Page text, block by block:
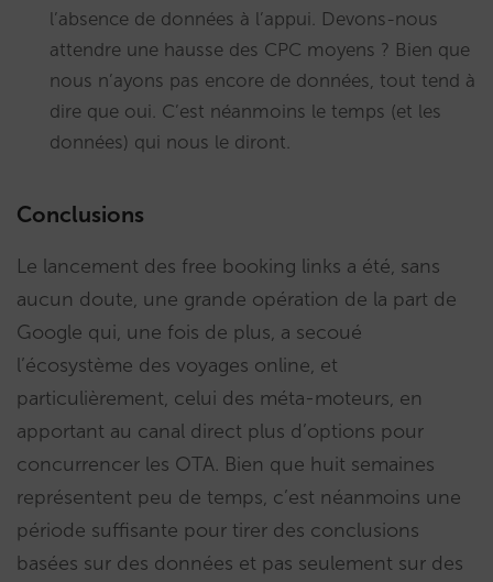
l’absence de données à l’appui. Devons-nous
attendre une hausse des CPC moyens ? Bien que
nous n’ayons pas encore de données, tout tend à
dire que oui. C’est néanmoins le temps (et les
données) qui nous le diront.
Conclusions
Le lancement des free booking links a été, sans
aucun doute, une grande opération de la part de
Google qui, une fois de plus, a secoué
l’écosystème des voyages online, et
particulièrement, celui des méta-moteurs, en
apportant au canal direct plus d’options pour
concurrencer les OTA. Bien que huit semaines
représentent peu de temps, c’est néanmoins une
période suffisante pour tirer des conclusions
basées sur des données et pas seulement sur des